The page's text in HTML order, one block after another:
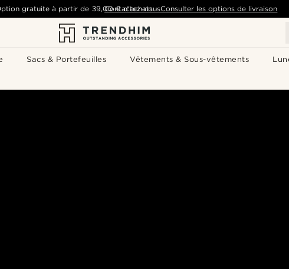
Sacs & Portefeuilles Vêtements & Sous-vêtements
gratuite à partir de 39,00 € d'achats- Consulter les options de livraison
Contactez-nous